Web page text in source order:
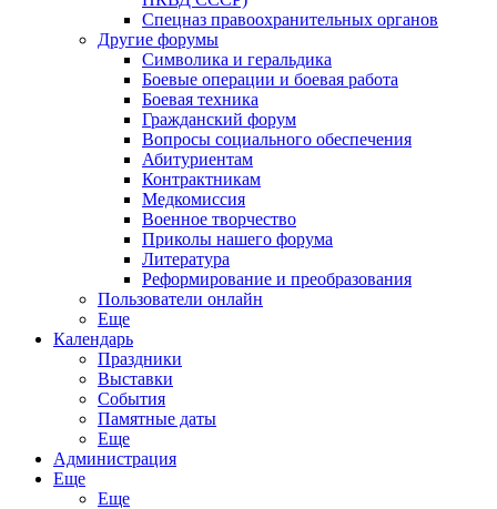
Спецназ правоохранительных органов
Другие форумы
Символика и геральдика
Боевые операции и боевая работа
Боевая техника
Гражданский форум
Вопросы социального обеспечения
Абитуриентам
Контрактникам
Медкомиссия
Военное творчество
Приколы нашего форума
Литература
Реформирование и преобразования
Пользователи онлайн
Еще
Календарь
Праздники
Выставки
События
Памятные даты
Еще
Администрация
Еще
Еще